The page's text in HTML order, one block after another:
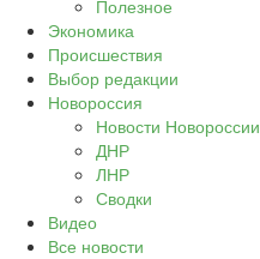
Полезное
Экономика
Происшествия
Выбор редакции
Новороссия
Новости Новороссии
ДНР
ЛНР
Сводки
Видео
Все новости